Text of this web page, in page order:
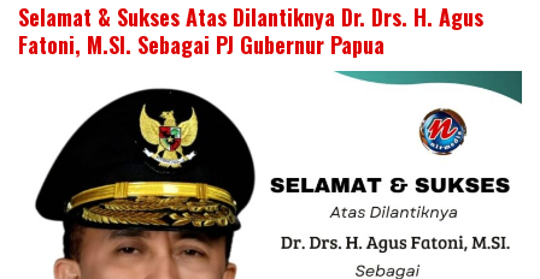
Selamat & Sukses Atas Dilantiknya Dr. Drs. H. Agus
Fatoni, M.SI. Sebagai PJ Gubernur Papua